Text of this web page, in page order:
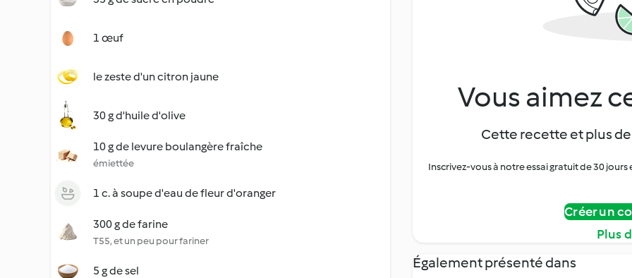
1 œuf
le zeste d'un citron jaune
30 g d'huile d'olive
10 g de levure boulangère fraîche
émiettée
1 c. à soupe d'eau de fleur d'oranger
300 g de farine
T55, et un peu pour fariner
5 g de sel
Vous aimez
Cette recette et plus
Inscrivez-vous à notre essai gratuit de 30
Créer un
Plus
Également présenté dans